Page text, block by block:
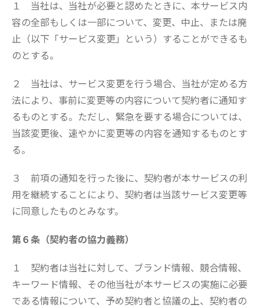
１ 当社は、当社が必要と認めたときに、本サービス内
容の全部もしくは一部について、変更、中止、または廃
止（以下「サービス変更」という）することができるも
のとする。
２ 当社は、サービス変更を行う場合、当社が定める方
法により、事前に変更等の内容について契約者に通知す
るものとする。ただし、緊急を要する場合については、
当該変更後、速やかに変更等の内容を通知するものとす
る。
３ 前項の通知を行った後に、契約者が本サービスの利
用を継続することにより、契約者は当該サービス変更等
に同意したものとみなす。
第６条（契約者の協力義務）
１ 契約者は当社に対して、ブランド情報、競合情報、
キーワード情報、その他当社が本サービスの実施に必要
である情報について、予め契約者と協議の上、契約者の